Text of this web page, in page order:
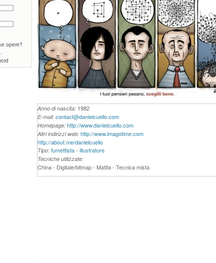
opere?
Anno di nascita: 1982
E-mail: contact@danielcuello.com
Homepage: http://www.danielcuello.com
Altri indirizzi web: http://www.imagotime.com
http://about.me/danielcuello
Tipo: fumettista- illustratore
Tecniche utilizzate:
China - Digitale/bitmap - Matita - Tecnica mista